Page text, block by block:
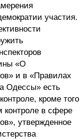
участия.
«О
и в «Правилах
Одессы» есть
кроме того
контроле в сфере
утвержденное